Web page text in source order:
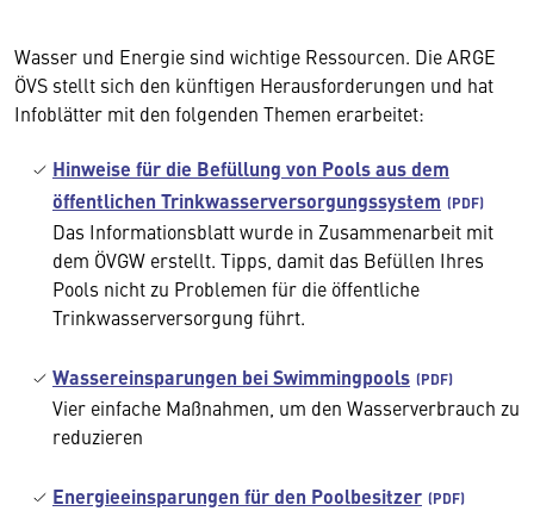
Wasser und Energie sind wichtige Ressourcen. Die ARGE
ÖVS stellt sich den künftigen Herausforderungen und hat
Infoblätter mit den folgenden Themen erarbeitet:
Hinweise für die Befüllung von Pools aus dem
öffentlichen Trinkwasserversorgungssystem
Das Informationsblatt wurde in Zusammenarbeit mit
dem ÖVGW erstellt. Tipps, damit das Befüllen Ihres
Pools nicht zu Problemen für die öffentliche
Trinkwasserversorgung führt.
Wassereinsparungen bei Swimmingpools
Vier einfache Maßnahmen, um den Wasserverbrauch zu
reduzieren
Energieeinsparungen für den Poolbesitzer